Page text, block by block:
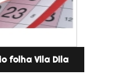
folha Vila Dila